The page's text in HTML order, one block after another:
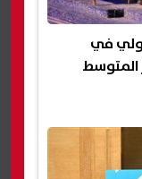
في
المتوسط